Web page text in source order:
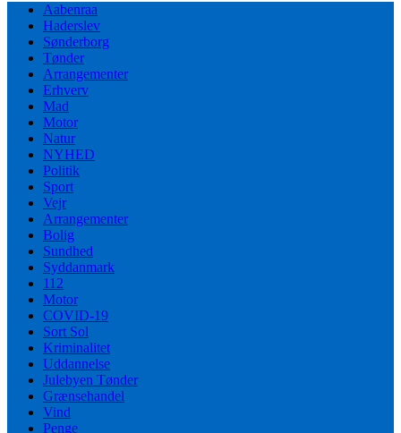
Aabenraa
Haderslev
Sønderborg
Tønder
Arrangementer
Erhverv
Mad
Motor
Natur
NYHED
Politik
Sport
Vejr
Arrangementer
Bolig
Sundhed
Syddanmark
112
Motor
COVID-19
Sort Sol
Kriminalitet
Uddannelse
Julebyen Tønder
Grænsehandel
Vind
Penge